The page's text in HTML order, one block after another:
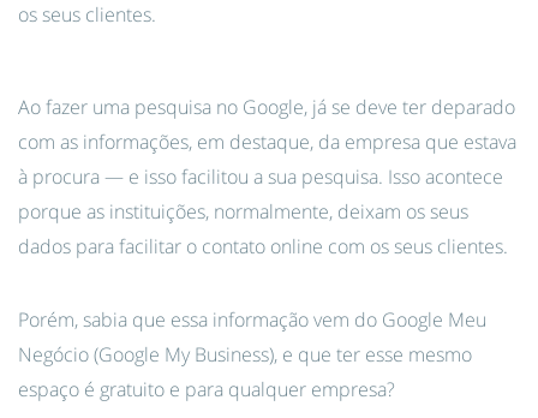
os seus clientes.
Ao fazer uma pesquisa no Google, já se deve ter deparado
com as informações, em destaque, da empresa que estava
à procura — e isso facilitou a sua pesquisa. Isso acontece
porque as instituições, normalmente, deixam os seus
dados para facilitar o contato online com os seus clientes.
Porém, sabia que essa informação vem do Google Meu
Negócio (Google My Business), e que ter esse mesmo
espaço é gratuito e para qualquer empresa?